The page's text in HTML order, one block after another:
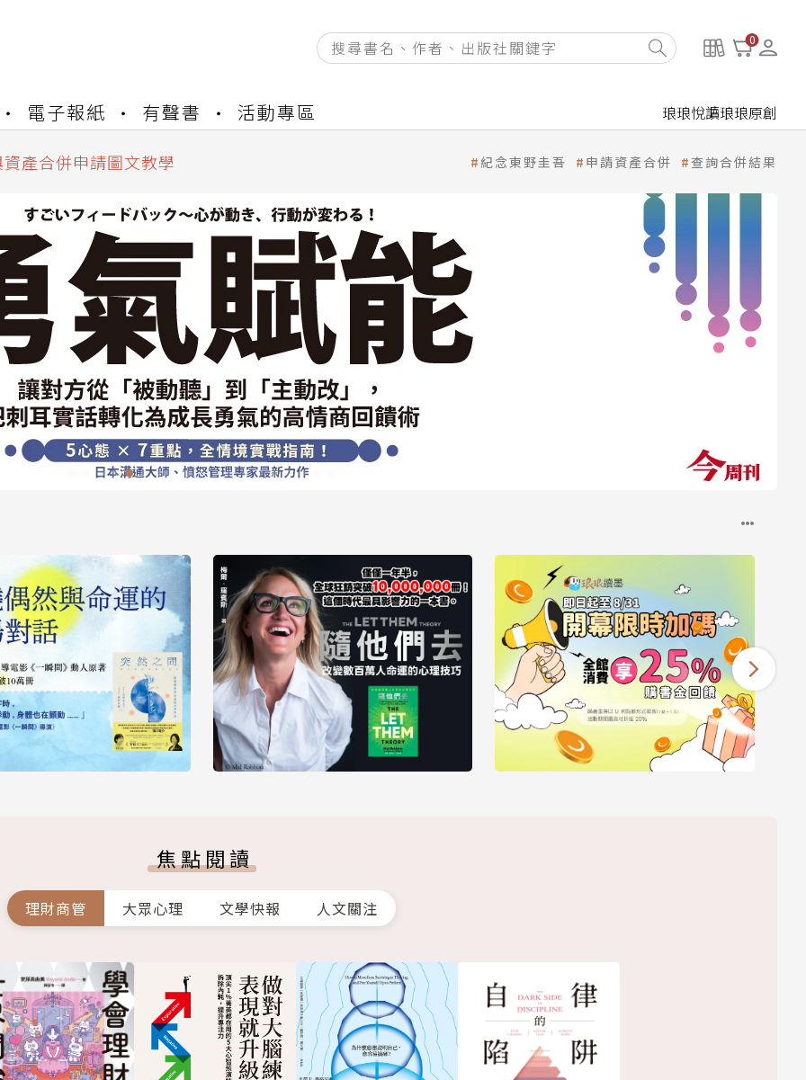
0
電子報紙 有聲書 活動專區 琅琅悅讀琅琅原創
開通申請
合併結果查詢
紀念東野圭吾 申請資產合併 查詢合併結果
焦點閱讀
理財商管 大眾心理 文學快報 人文關注